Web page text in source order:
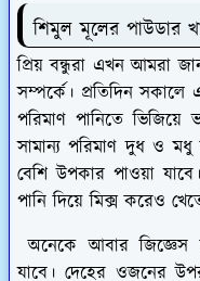
শিমুল মূলের পাউডার
প্রিয় বন্ধুরা এখন আমরা
সম্পর্কে। প্রতিদিন
পরিমাণ পানিতে
সামান্য পরিমাণ দুধ ও
বেশি উপকার পাওয়া
পানি দিয়ে মিক্স করেও
অনেকে আবার
যাবে। দেহের ওজনের